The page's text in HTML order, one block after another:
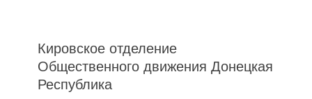
Кировское отделение
Общественного движения Донецкая
Республика